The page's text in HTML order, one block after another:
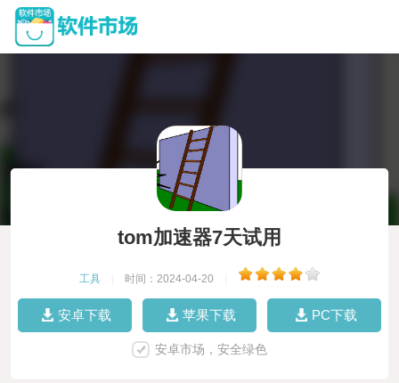
tom加速器7天试用
工具 时间：2024-04-20
安卓下载 苹果下载 PC下载
安卓市场，安全绿色